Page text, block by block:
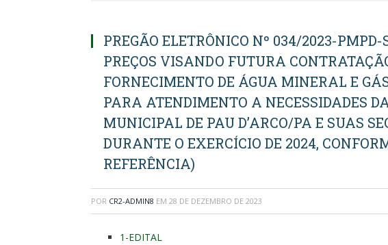
PREGÃO ELETRÔNICO Nº 034/2023-PMPD-
PREÇOS VISANDO FUTURA
FORNECIMENTO DE ÁGUA MINERAL E
PARA ATENDIMENTO A NECESSIDADES
MUNICIPAL DE PAU D’ARCO/PA E SUAS
DURANTE O EXERCÍCIO DE 2024,
REFERÊNCIA)
POR CR2-ADMIN8 EM 28 DE DEZEMBRO DE 2023
1-EDITAL